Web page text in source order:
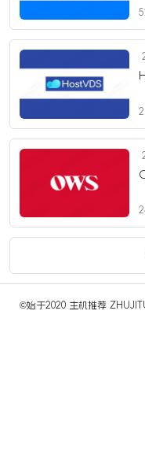
©始于2020 主机推荐